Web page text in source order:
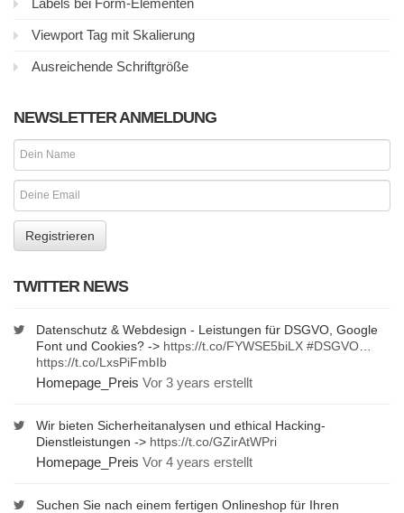
Viewport Tag mit Skalierung
Ausreichende Schriftgröße
NEWSLETTER ANMELDUNG
TWITTER NEWS
Datenschutz & Webdesign - Leistungen für DSGVO, Google
Font und Cookies? -> https://t.co/FYWSE5biLX #DSGVO
https://t.co/LxsPiFmbIb
Homepage_Preis Vor 3 years erstellt
Wir bieten Sicherheitanalysen und ethical Hacking-
Dienstleistungen -> https://t.co/GZirAtWPri
Homepage_Preis Vor 4 years erstellt
Suchen Sie nach einem fertigen Onlineshop für Ihren